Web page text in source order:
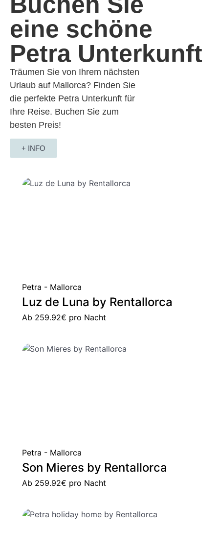
eine schöne
Petra Unterkunft
Träumen Sie von Ihrem nächsten
Urlaub auf Mallorca? Finden Sie
die perfekte Petra Unterkunft für
Ihre Reise. Buchen Sie zum
besten Preis!
+ INFO
Petra - Mallorca
Luz de Luna by Rentallorca
Ab 259.92€ pro Nacht
Petra - Mallorca
Son Mieres by Rentallorca
Ab 259.92€ pro Nacht
Einstellen Ablehnen Alle akzeptieren